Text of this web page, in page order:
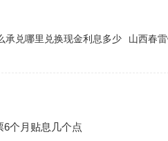
承兑哪里兑换现金利息多少
山西春
6个月贴息几个点